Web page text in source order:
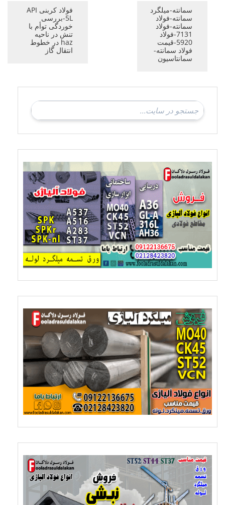
فولاد کربنی API
5L-بررسی
خوردگی توأم با
تنش در ناحیه
haz در خطوط
انتقال گاز
سمانته-میلگرد
سمانته-فولاد
سمانته-فولاد
7131-فولاد
5920-قیمت
فولاد سمانته-
سمانتاسیون